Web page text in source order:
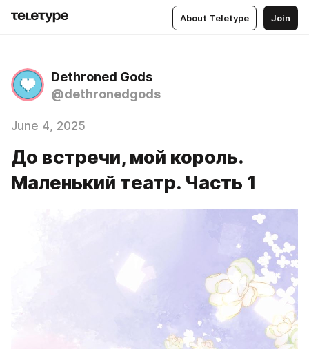
About Teletype Join
Dethroned Gods
@dethronedgods
June 4, 2025
До встречи, мой король.
Маленький театр. Часть 1